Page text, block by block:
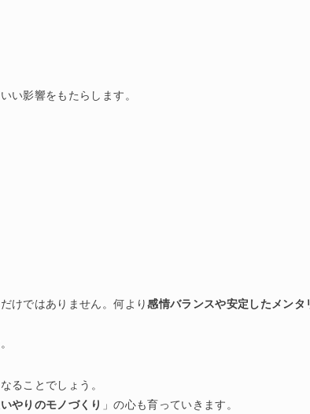
い影響をもたらします。
けではありません。何より感情バランスや安定したメンタ
ることでしょう。
やりのモノづくり 」の心も育っていきます。